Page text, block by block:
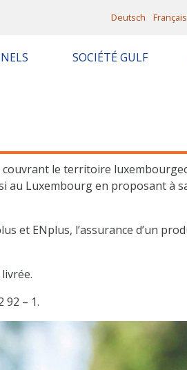
Deutsch Français
SOCIÉTÉ GULF
couvrant le territoire
au Luxembourg en proposant à
et ENplus, l’assurance d’un
92 – 1.